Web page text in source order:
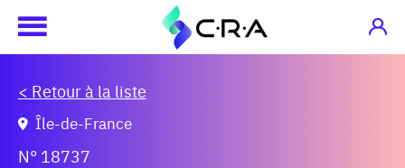
< Retour à la liste
N° 18737
Île-de-France